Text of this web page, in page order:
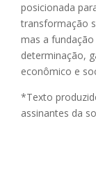
posicionada
transformação
mas a
determinação,
econômico e
*Texto
assinantes da